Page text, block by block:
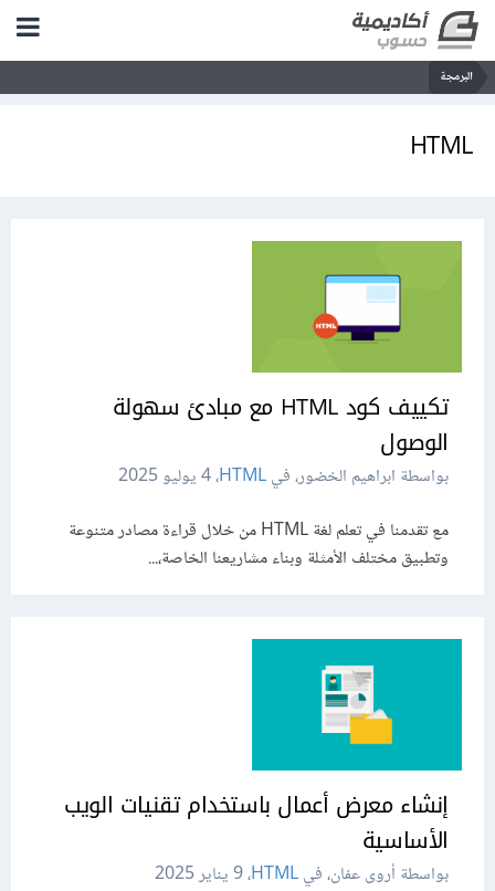
البرمجة
HTML
تكييف كود HTML مع مبادئ سهولة
الوصول
بواسطة ابراهيم الخضور، فيHTML،4 يوليو 2025
مع تقدمنا في تعلم لغة HTML من خلال قراءة مصادر متنوعة
وتطبيق مختلف الأمثلة وبناء مشاريعنا الخاصة،...
إنشاء معرض أعمال باستخدام تقنيات الويب
الأساسية
بواسطة أروى عفان، فيHTML،9 يناير 2025